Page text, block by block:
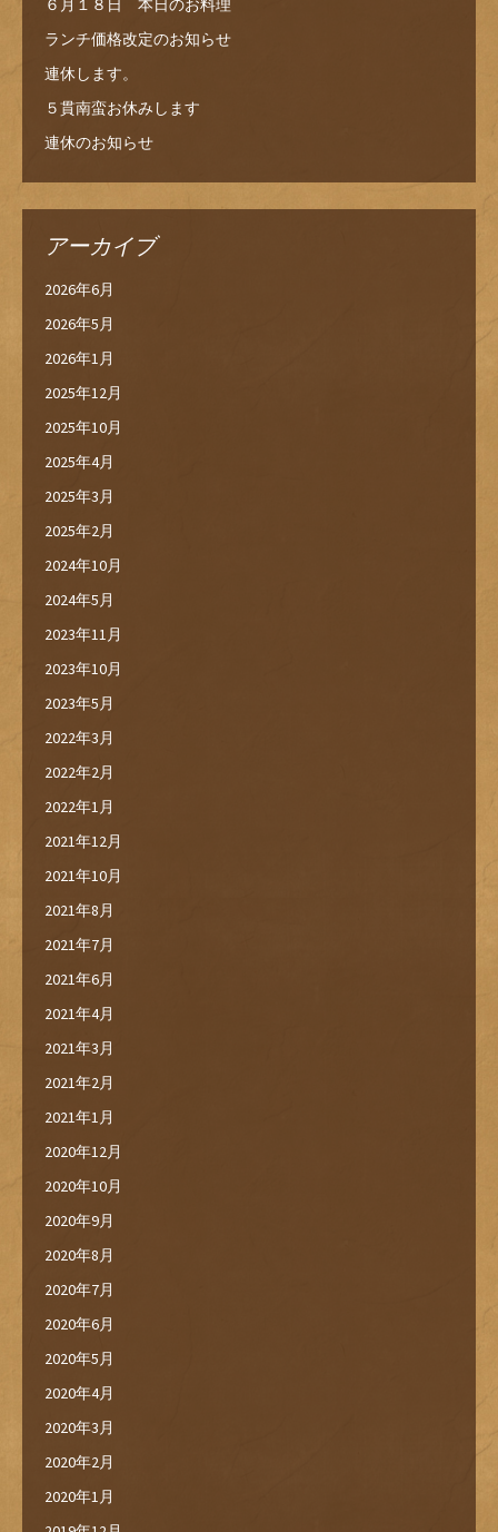
ランチ価格改定のお知らせ
連休します。
５貫南蛮お休みします
連休のお知らせ
アーカイブ
2026年6月
2026年5月
2026年1月
2025年12月
2025年10月
2025年4月
2025年3月
2025年2月
2024年10月
2024年5月
2023年11月
2023年10月
2023年5月
2022年3月
2022年2月
2022年1月
2021年12月
2021年10月
2021年8月
2021年7月
2021年6月
2021年4月
2021年3月
2021年2月
2021年1月
2020年12月
2020年10月
2020年9月
2020年8月
2020年7月
2020年6月
2020年5月
2020年4月
2020年3月
2020年2月
2020年1月